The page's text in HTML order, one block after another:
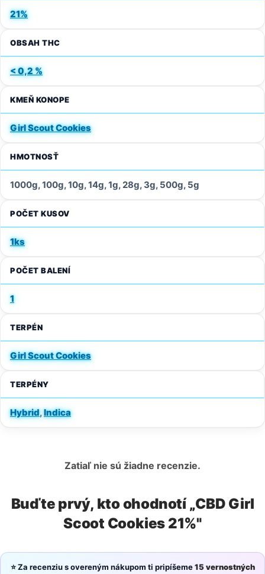
21%
OBSAH THC
< 0,2 %
KMEŇ KONOPE
Girl Scout Cookies
HMOTNOSŤ
1000g, 100g, 10g, 14g, 1g, 28g, 3g, 500g, 5g
POČET KUSOV
1ks
POČET BALENÍ
1
TERPÉN
Girl Scout Cookies
TERPÉNY
Hybrid,Indica
Zatiaľ nie sú žiadne recenzie.
Buďte prvý, kto ohodnotí „CBD Girl
Scoot Cookies 21%"
⭐ Za recenziu s overeným nákupom ti pripíšeme15 vernostných